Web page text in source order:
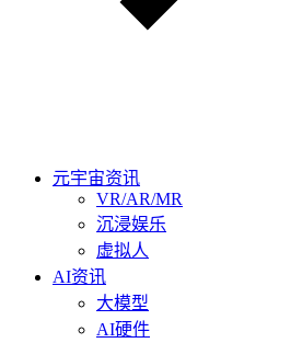
元宇宙资讯
VR/AR/MR
沉浸娱乐
虚拟人
AI资讯
大模型
AI硬件